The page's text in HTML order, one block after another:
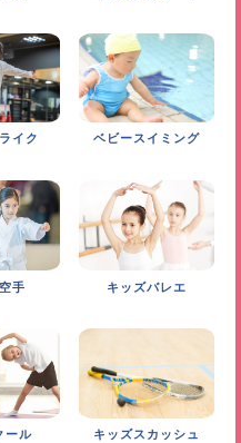
ンス！
ンスをすれば、明るい笑
、ジャンプなどの基本を学びま
け練習を行っています。
表します。
イク ベビースイミング
手 キッズバレエ
ール キッズスカッシュ